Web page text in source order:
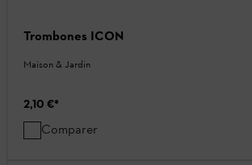
Trombones ICON
Maison & Jardin
2,10 €*
Comparer